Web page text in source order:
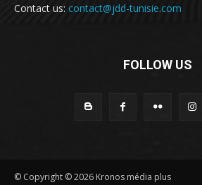
Contact us: contact@jdd-tunisie.com
FOLLOW US
© Copyright © 2026 Kronos média plus